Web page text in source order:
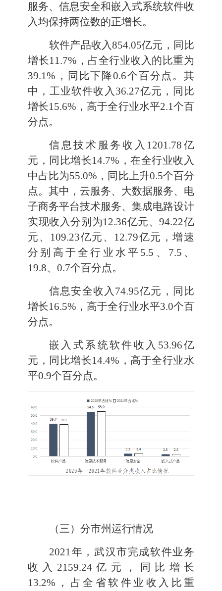
服务、信息安全和嵌入式系统软件收
入均保持两位数的正增长。
软件产品收入854.05亿元，同比
增长11.7% ，占全行业收入的比重为
39.1% ，同比下降0.6个百分点 。其
中，工业软件收入 36.27亿元，同比
增长15.6% ，高于全行业水平2.1个百
分点。
信息技术服务收入 1201.78 亿
元，同比增长14.7% ，在全行业收入
中占比为55.0% ，同比上升0.5个百分
点。其中，云服务、大数据服务、电
子商务平台技术服务、集成电路设计
实现收入分别为12.36亿元、94.22亿
元、 109.23亿元、 12.79亿元，增速
分别高于全行业水平 5.5 、 7.5 、
19.8、 0.7个百分点。
信息安全收入 74.95亿元，同比
增长16.5% ， 高于全行业水平3.0个百
分点。
嵌入式系统软件收入 53.96亿
元，同比增长14.4% ， 高于全行业水
平0.9个百分点。
（三 ） 分市州运行情况
2021 年 ，武汉市完成软件业务
收入 2159.24亿元，同比增长
13.2% ，占全省软件业收入比重